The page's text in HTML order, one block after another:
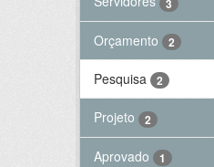
3
Orçamento 2
Pesquisa 2
Projeto 2
Aprovado 1